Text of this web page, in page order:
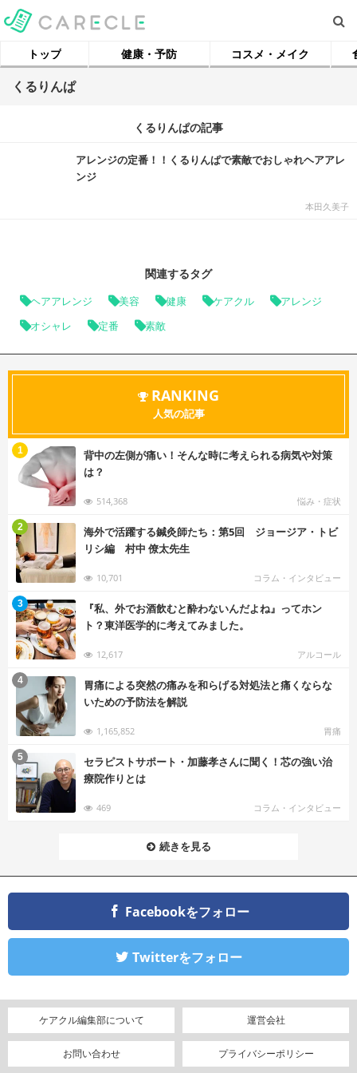
トップ 健康・予防 コスメ・メイク
くるりんぱ
くるりんぱの記事
アレンジの定番！！くるりんぱで素敵でおしゃれヘアアレ
ンジ
本田久美子
関連するタグ
ヘアアレンジ 美容 健康 ケアクル アレンジ
オシャレ 定番 素敵
RANKING
人気の記事
背中の左側が痛い！そんな時に考えられる病気や対策
は？
514,368 悩み・症状
1
海外で活躍する鍼灸師たち：第5回 ジョージア・トビ
リシ編 村中 僚太先生
10,701 コラム・インタビュー
2
『私、外でお酒飲むと酔わないんだよね』ってホン
ト？東洋医学的に考えてみました。
12,617 アルコール
3
胃痛による突然の痛みを和らげる対処法と痛くならな
いための予防法を解説
1,165,852 胃痛
4
セラピストサポート・加藤孝さんに聞く！芯の強い治
療院作りとは
469 コラム・インタビュー
5
続きを見る
Facebookをフォロー
Twitterをフォロー
ケアクル編集部について 運営会社
お問い合わせ プライバシーポリシー